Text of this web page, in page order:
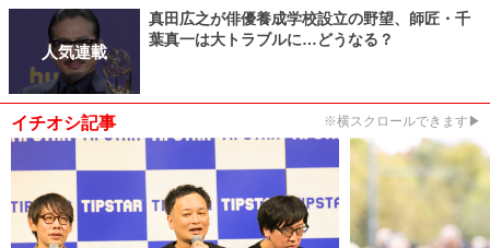
人気連載
真田広之が俳優養成学校設立の野望、師匠・千
葉真一は大トラブルに…どうなる？
イチオシ記事 ※横スクロールできます▶